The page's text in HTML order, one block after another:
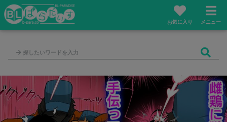
お気に入り メニュー